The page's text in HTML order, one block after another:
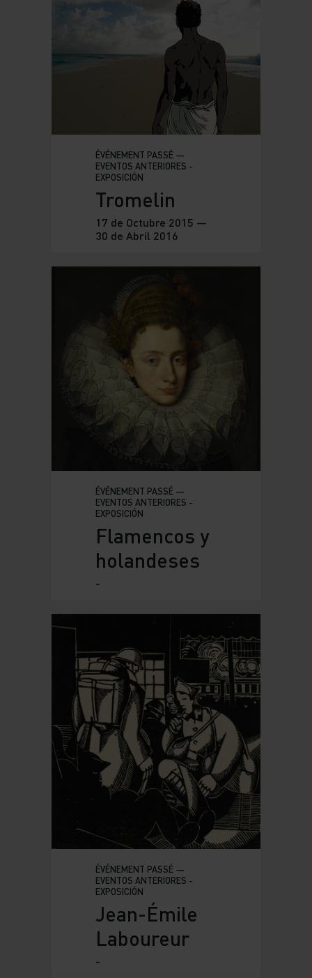
ÉVÉNEMENT PASSÉ —
EVENTOS ANTERIORES -
EXPOSICIÓN
Tromelin
17 de Octubre 2015 —
30 de Abril 2016
ÉVÉNEMENT PASSÉ —
EVENTOS ANTERIORES -
EXPOSICIÓN
Flamencos y
holandeses
-
ÉVÉNEMENT PASSÉ —
EVENTOS ANTERIORES -
EXPOSICIÓN
Jean-Émile
Laboureur
-